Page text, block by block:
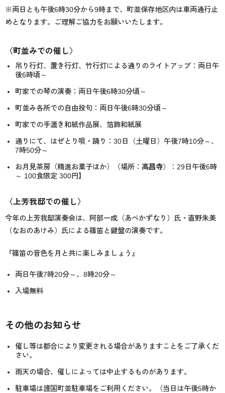
※両日とも午後6時30分から9時まで、町並保存地区内は車両通行止
めとなります。ご理解ご協力をお願いいたします。
〈町並みでの催し〉
吊り行灯、置き行灯、竹行灯による通りのライトアップ：両日午
後6時頃～
町家での琴の演奏：両日午後6時30分頃～
町並み各所での自由投句：両日午後6時30分頃～
町家での手漉き和紙作品展、箔飾和紙展
通りにて、はぜとり唄・踊り：30日（土曜日）午後7時10分～、
7時50分～
お月見茶房（精進お菓子ほか）〈場所： 高昌寺〉：29日午後6時
～ 100食限定 300円】
〈上芳我邸での催し〉
今年の上芳我邸演奏会は、阿部一成（あべかずなり）氏・直野朱美
（なおのあけみ）氏による篠笛と鍵盤の演奏です。
『篠笛の音色を月と共に楽しみましょう』
両日午後7時20分～、8時20分～
入場無料
その他のお知らせ
催し等は都合により変更される場合がありますことをご了承くだ
さい。
雨天の場合、催しによっては中止するものがあります。
駐車場は護国町並駐車場をご利用ください。（当日は午後5時か